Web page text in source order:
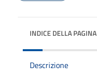
INDICE DELLA PAGINA
Descrizione